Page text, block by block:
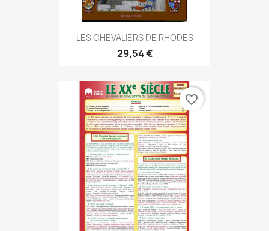
LES CHEVALIERS DE RHODES
29,54 €
favorite_border